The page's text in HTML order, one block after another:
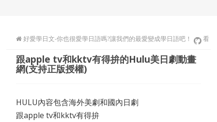
好愛學日文-你也很愛學日語嗎?讓我們的最愛變成學日語吧！ 看
影片學日文
跟apple tv和kktv有得拚的Hulu美日劇動畫
網(支持正版授權)
HULU內容包含海外美劇和國內日劇
跟apple tv和kktv有得拚